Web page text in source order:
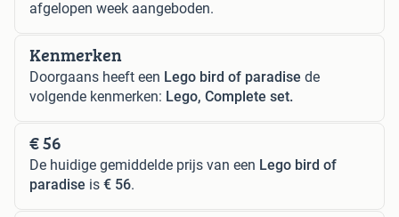
afgelopen week aangeboden.
Kenmerken
Doorgaans heeft een Lego bird of paradise de
volgende kenmerken: Lego, Complete set.
€ 56
De huidige gemiddelde prijs van een Lego bird of
paradise is € 56.